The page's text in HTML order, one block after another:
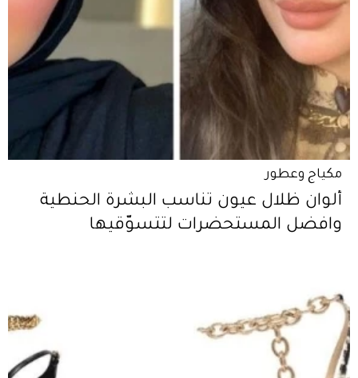
مكياج وعطور
ألوان ظلال عيون تناسب البشرة الحنطية
وافضل المستحضرات لتتسوّقيها